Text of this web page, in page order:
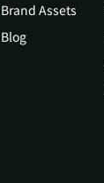
Brand Assets
Blog